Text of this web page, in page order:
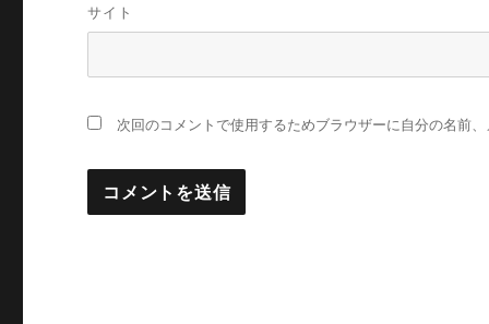
サイト
次回のコメントで使用するためブラウザーに自分の名前